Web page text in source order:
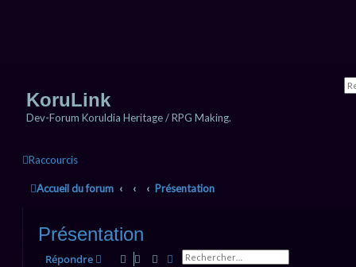
KoruLink
Dev-Forum Koruldia Heritage / RPG Making.
Raccourcis
Accueil du forum Présentation
Présentation
Répondre Rechercher
Recherche avancée